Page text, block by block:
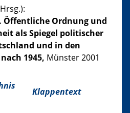
Öffentliche Ordnung und
als Spiegel politischer
und in den
1945, Münster 2001
Klappentext